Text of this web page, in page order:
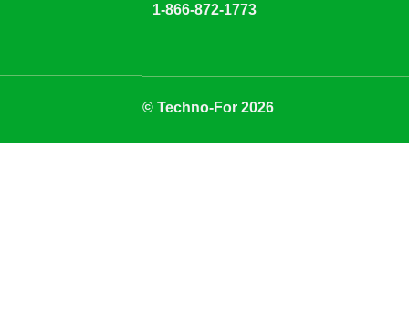
1-866-872-1773
© Techno-For 2026